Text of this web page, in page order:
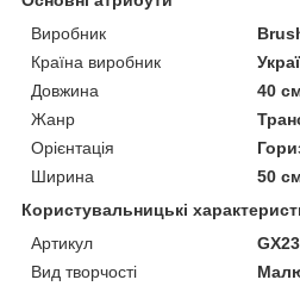
Виробник
Країна виробник
Довжина
40
Жанр
Орієнтація
Ширина
50
Користувальницькі
Артикул
Вид творчості